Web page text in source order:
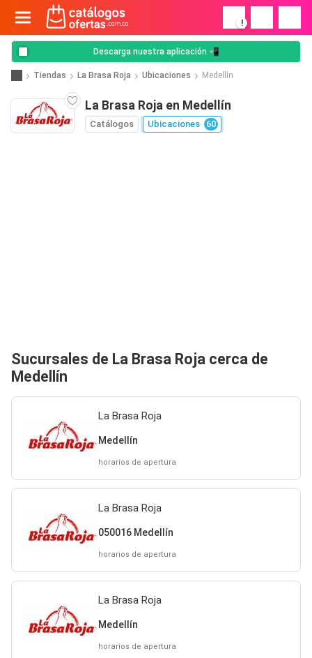
!
Descarga nuestra aplicación 📲
Tiendas La Brasa Roja Ubicaciones Medellín
La Brasa Roja en Medellín
Catálogos Ubicaciones 60
Sucursales de La Brasa Roja cerca de
Medellín
La Brasa Roja
Medellín
horarios de apertura
La Brasa Roja
050016 Medellín
horarios de apertura
La Brasa Roja
Medellín
horarios de apertura